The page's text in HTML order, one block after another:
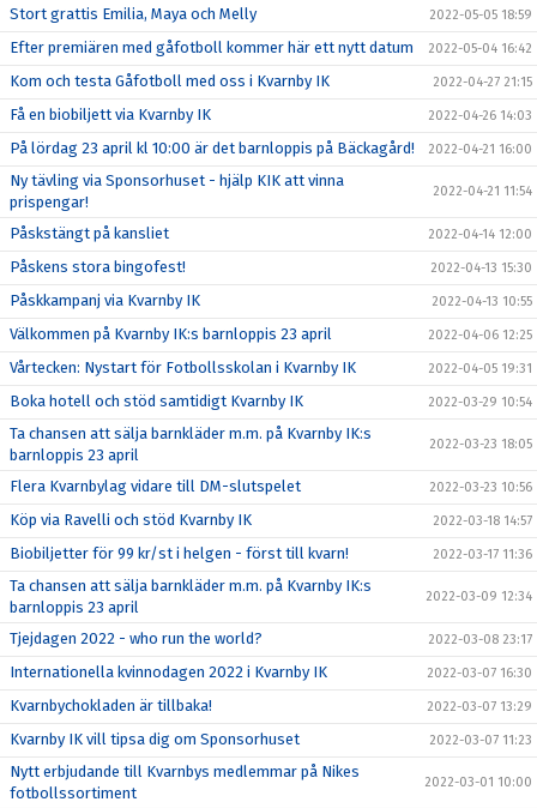
Stort grattis Emilia, Maya och Melly 2022-05-05 18:59
Efter premiären med gåfotboll kommer här ett nytt datum 2022-05-04 16:42
Kom och testa Gåfotboll med oss i Kvarnby IK 2022-04-27 21:15
Få en biobiljett via Kvarnby IK 2022-04-26 14:03
På lördag 23 april kl 10:00 är det barnloppis på Bäckagård! 2022-04-21 16:00
Ny tävling via Sponsorhuset - hjälp KIK att vinna
prispengar!
2022-04-21 11:54
Påskstängt på kansliet 2022-04-14 12:00
Påskens stora bingofest! 2022-04-13 15:30
Påskkampanj via Kvarnby IK 2022-04-13 10:55
Välkommen på Kvarnby IK:s barnloppis 23 april 2022-04-06 12:25
Vårtecken: Nystart för Fotbollsskolan i Kvarnby IK 2022-04-05 19:31
Boka hotell och stöd samtidigt Kvarnby IK 2022-03-29 10:54
Ta chansen att sälja barnkläder m.m. på Kvarnby IK:s
barnloppis 23 april
2022-03-23 18:05
Flera Kvarnbylag vidare till DM-slutspelet 2022-03-23 10:56
Köp via Ravelli och stöd Kvarnby IK 2022-03-18 14:57
Biobiljetter för 99 kr/st i helgen - först till kvarn! 2022-03-17 11:36
Ta chansen att sälja barnkläder m.m. på Kvarnby IK:s
barnloppis 23 april
2022-03-09 12:34
Tjejdagen 2022 - who run the world? 2022-03-08 23:17
Internationella kvinnodagen 2022 i Kvarnby IK 2022-03-07 16:30
Kvarnbychokladen är tillbaka! 2022-03-07 13:29
Kvarnby IK vill tipsa dig om Sponsorhuset 2022-03-07 11:23
Nytt erbjudande till Kvarnbys medlemmar på Nikes
fotbollssortiment
2022-03-01 10:00